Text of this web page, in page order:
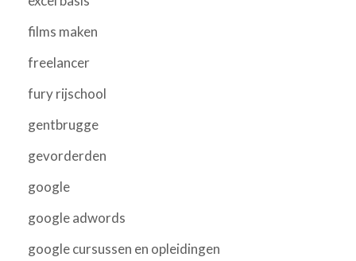
films maken
freelancer
fury rijschool
gentbrugge
gevorderden
google
google adwords
google cursussen en opleidingen